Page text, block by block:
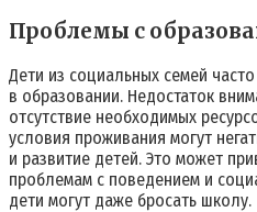
Проблемы с
Дети из социальных семей
в образовании. Недостаток
отсутствие необходимых
условия проживания могут
и развитие детей. Это может
проблемам с поведением и
дети могут даже бросать школу.